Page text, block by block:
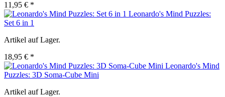
11,95 € *
Leonardo's Mind Puzzles:
Set 6 in 1
Artikel auf Lager.
18,95 € *
Leonardo's Mind
Puzzles: 3D Soma-Cube Mini
Artikel auf Lager.